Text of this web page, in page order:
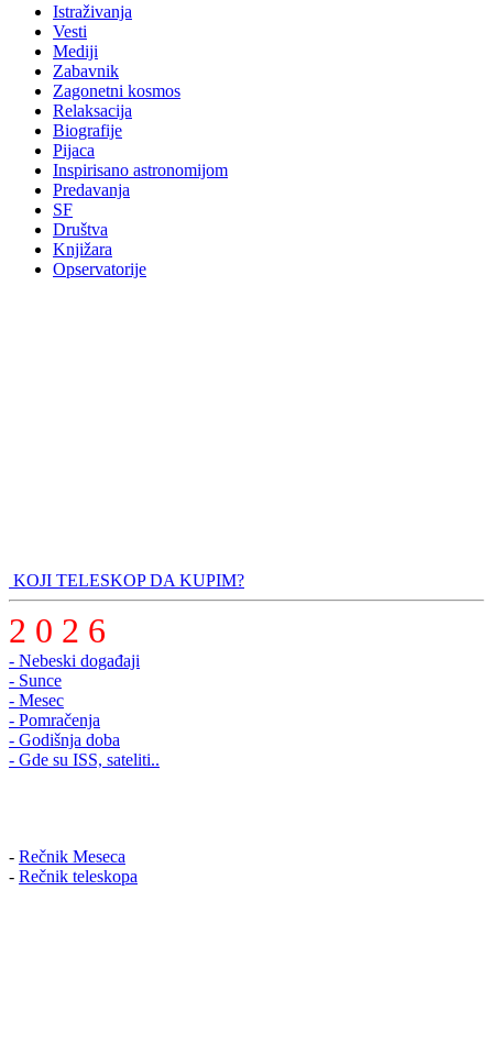
Istraživanja
Vesti
Mediji
Zabavnik
Zagonetni kosmos
Relaksacija
Biografije
Pijaca
Inspirisano astronomijom
Predavanja
SF
Društva
Knjižara
Opservatorije
KOJI TELESKOP DA KUPIM?
2 0 2 6
- Nebeski događaji
- Sunce
- Mesec
- Pomračenja
- Godišnja doba
- Gde su ISS, sateliti..
- Rečnik Meseca
- Rečnik teleskopa